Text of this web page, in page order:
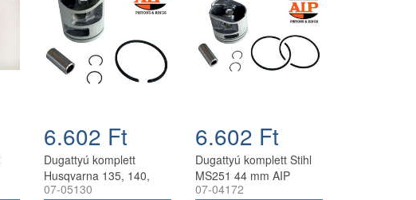
6.602 Ft
Dugattyú komplett
Husqvarna 135, 140,
435, 440 AIP 41 mm
07-05130
6.602 Ft
Dugattyú komplett Stihl
MS251 44 mm AIP
07-04172